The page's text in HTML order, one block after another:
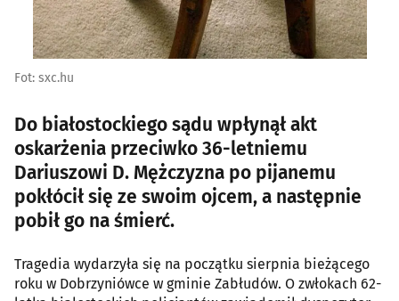
Fot: sxc.hu
Do białostockiego sądu wpłynął akt
oskarżenia przeciwko 36-letniemu
Dariuszowi D. Mężczyzna po pijanemu
pokłócił się ze swoim ojcem, a następnie
pobił go na śmierć.
Tragedia wydarzyła się na początku sierpnia bieżącego
roku w Dobrzyniówce w gminie Zabłudów. O zwłokach 62-